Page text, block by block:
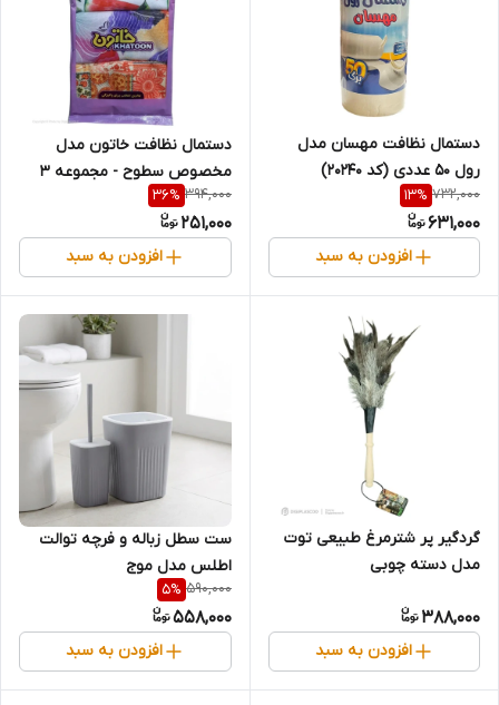
دستمال نظافت مهسان مدل
رول ۵۰ عددی (کد ۲۰۲۴۰)
732,000
13%
631,000
افزودن به سبد
دستمال نظافت خاتون مدل
مخصوص سطوح - مجموعه ۳
عددی
394,000
36%
251,000
افزودن به سبد
گردگیر پر شترمرغ طبیعی توت
مدل دسته چوبی
388,000
افزودن به سبد
ست سطل زباله و فرچه توالت
اطلس مدل موج
590,000
5%
558,000
افزودن به سبد